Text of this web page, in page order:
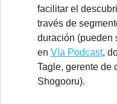
facilitar el
través de
duración (pueden
en Vía Podcast,
Tagle, gerente de
Shogooru).